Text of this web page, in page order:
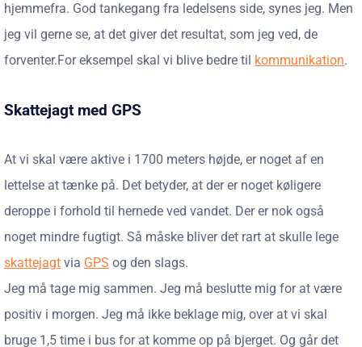
hjemmefra. God tankegang fra ledelsens side, synes jeg. Men
jeg vil gerne se, at det giver det resultat, som jeg ved, de
forventer.For eksempel skal vi blive bedre til kommunikation.
Skattejagt med GPS
At vi skal være aktive i 1700 meters højde, er noget af en
lettelse at tænke på. Det betyder, at der er noget køligere
deroppe i forhold til hernede ved vandet. Der er nok også
noget mindre fugtigt. Så måske bliver det rart at skulle lege
skattejagt via GPS og den slags.
Jeg må tage mig sammen. Jeg må beslutte mig for at være
positiv i morgen. Jeg må ikke beklage mig, over at vi skal
bruge 1,5 time i bus for at komme op på bjerget. Og går det